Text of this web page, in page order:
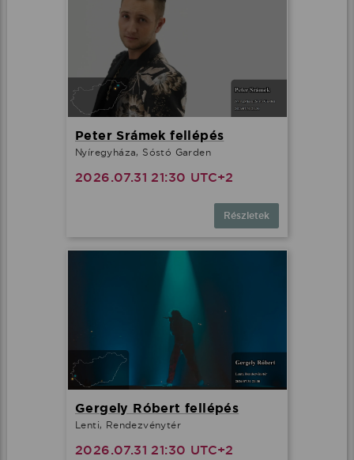
Peter Srámek fellépés
Nyíregyháza, Sóstó Garden
2026.07.31 21:30 UTC+2
Részletek
Gergely Róbert fellépés
Lenti, Rendezvénytér
2026.07.31 21:30 UTC+2